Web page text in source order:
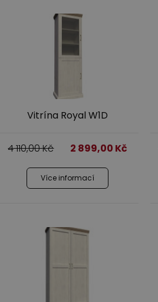
Vitrína Royal W1D
4 110,00Kč 2 899,00 Kč
Více informací